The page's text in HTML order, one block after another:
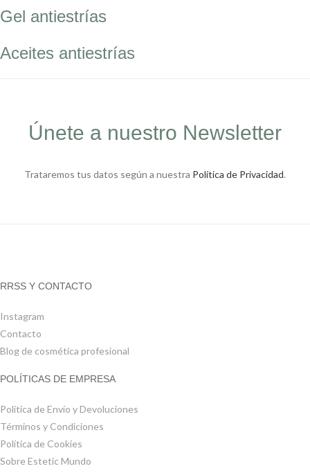
Gel antiestrías
Aceites antiestrías
Únete a nuestro Newsletter
Trataremos tus datos según a nuestra Política de Privacidad.
RRSS Y CONTACTO
Instagram
Contacto
Blog de cosmética profesional
POLÍTICAS DE EMPRESA
Política de Envío y Devoluciones
Términos y Condiciones
Política de Cookies
Sobre Estetic Mundo